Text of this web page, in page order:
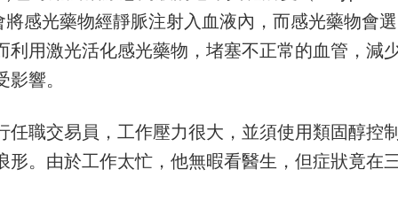
感光藥物經靜脈注射入血液內，而感光藥物會選
用激光活化感光藥物，堵塞不正常的血管，減
響。
職交易員，工作壓力很大，並須使用類固醇控
。由於工作太忙，他無暇看醫生，但症狀竟在